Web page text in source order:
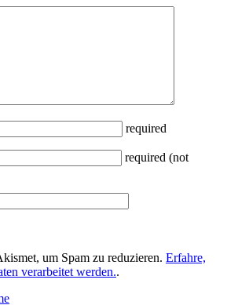
required
required (not
um Spam zu reduzieren. Erfahre,
verarbeitet werden..